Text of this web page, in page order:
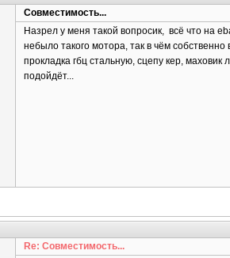
Совместимость...
Назрел у меня такой вопросик, всё что на
небыло такого мотора, так в чём
прокладка гбц стальную, сцепу кер, маховик
подойдёт...
Re: Совместимость...